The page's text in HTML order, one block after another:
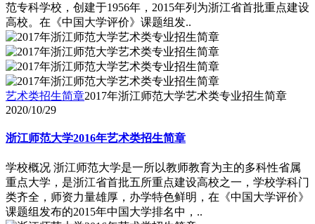
范专科学校，创建于1956年，2015年列为浙江省首批重点建设
高校。在《中国大学评价》课题组发..
艺术类招生简章2017年浙江师范大学艺术类专业招生简章
2020/10/29
浙江师范大学2016年艺术类招生简章
学校概况 浙江师范大学是一所以教师教育为主的多科性省属
重点大学，是浙江省首批五所重点建设高校之一，学校学科门
类齐全，师资力量雄厚，办学特色鲜明，在《中国大学评价》
课题组发布的2015年中国大学排名中，..